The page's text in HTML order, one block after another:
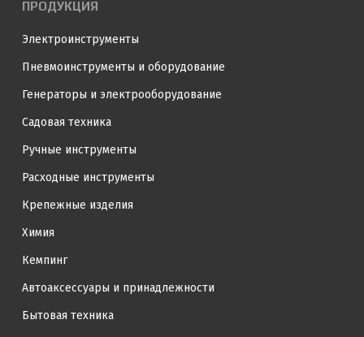
ПРОДУКЦИЯ
Электроинструменты
Пневмоинструменты и оборудование
Генераторы и электрооборудование
Садовая техника
Ручные инструменты
Расходные инструменты
Крепежные изделия
Химия
Кемпинг
Автоаксессуары и принадлежности
Бытовая техника